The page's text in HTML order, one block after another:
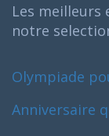
Les meilleurs
notre
Olympiade
Anniversaire